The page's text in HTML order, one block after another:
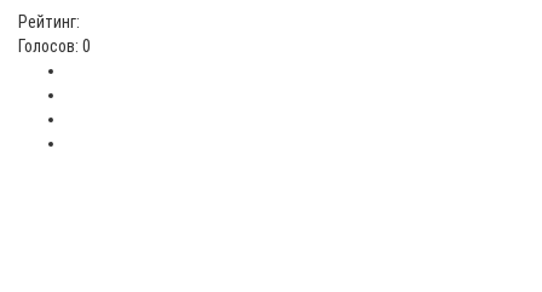
Рейтинг:
Голосов: 0